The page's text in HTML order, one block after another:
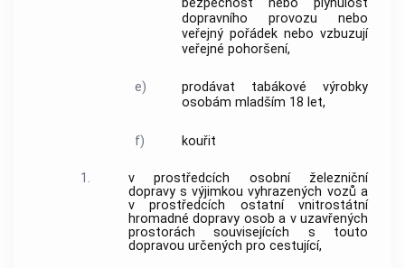
dopravního provozu nebo
veřejný pořádek nebo vzbuzují
veřejné pohoršení,
e)
prodávat tabákové výrobky
osobám mladším 18 let,
f) kouřit
1.
v prostředcích osobní železniční
dopravy s výjimkou vyhrazených vozů a
v prostředcích ostatní vnitrostátní
hromadné dopravy osob a v uzavřených
prostorách souvisejících s touto
dopravou určených pro cestující,